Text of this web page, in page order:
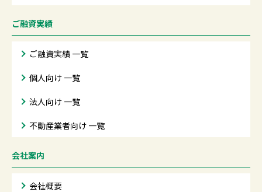
ご融資実績
ご融資実績 一覧
個人向け 一覧
法人向け 一覧
不動産業者向け 一覧
会社案内
会社概要